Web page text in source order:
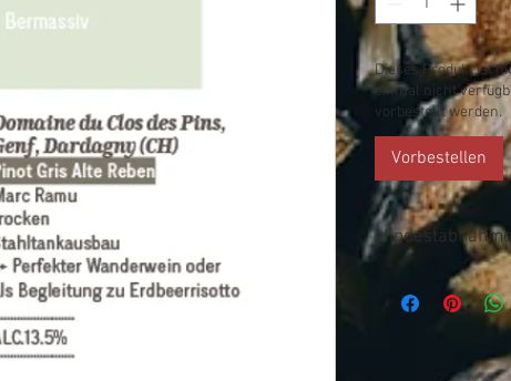
Dieses Produkt ist
einmal nicht
vorbestellt werden.
Vorbestellen